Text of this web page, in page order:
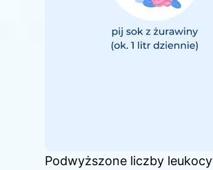
Podwyższone liczby